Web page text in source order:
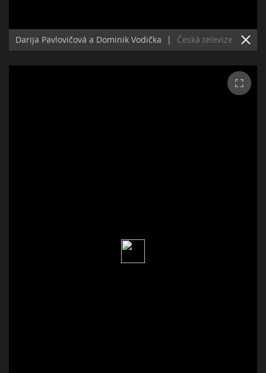
Darija Pavlovičová a Dominik Vodička | Česká televize